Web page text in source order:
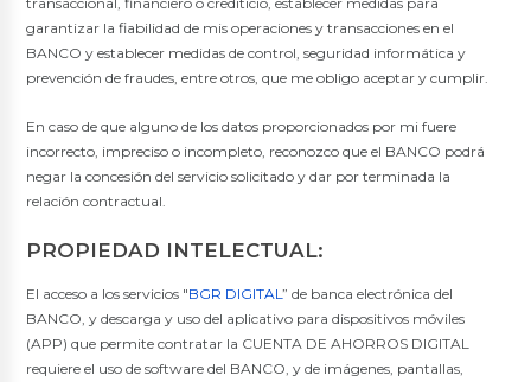
garantizar la fiabilidad de mis operaciones y transacciones en el
BANCO y establecer medidas de control, seguridad informática y
prevención de fraudes, entre otros, que me obligo aceptar y cumplir.
En caso de que alguno de los datos proporcionados por mi fuere
incorrecto, impreciso o incompleto, reconozco que el BANCO podrá
negar la concesión del servicio solicitado y dar por terminada la
relación contractual.
PROPIEDAD INTELECTUAL:
El acceso a los servicios "BGR DIGITAL” de banca electrónica del
BANCO, y descarga y uso del aplicativo para dispositivos móviles
(APP) que permite contratar la CUENTA DE AHORROS DIGITAL
requiere el uso de software del BANCO, y de imágenes, pantallas,